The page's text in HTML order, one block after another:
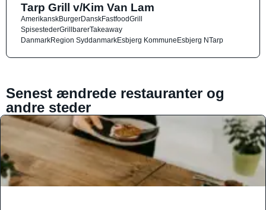
Tarp Grill v/Kim Van Lam
AmerikanskBurgerDanskFastfoodGrill
SpisestederGrillbarerTakeaway
DanmarkRegion SyddanmarkEsbjerg KommuneEsbjerg NTarp
Senest ændrede restauranter og
andre steder